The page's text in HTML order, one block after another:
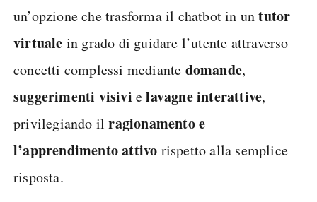
un’opzione che trasforma il chatbot in untutor
virtuale in grado di guidare l’utente attraverso
concetti complessi mediante domande,
suggerimenti visivi elavagne interattive,
privilegiando ilragionamento e
l’apprendimento attivo rispetto alla semplice
risposta.